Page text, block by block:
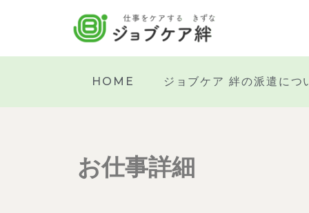
HOME ジョブケア 絆の派遣につ
お仕事詳細